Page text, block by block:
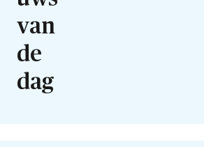
van
de
dag